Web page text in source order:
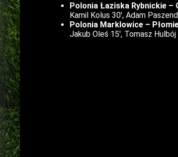
Polonia Łaziska Rybnickie –
Kamil Kolus 30′, Adam
Polonia Marklowice –
Jakub Oleś 15′, Tomasz Hulbój